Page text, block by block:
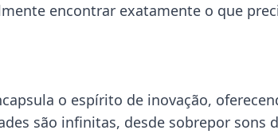
encontrar exatamente o que
o espírito de inovação,
são infinitas, desde sobrepor sons